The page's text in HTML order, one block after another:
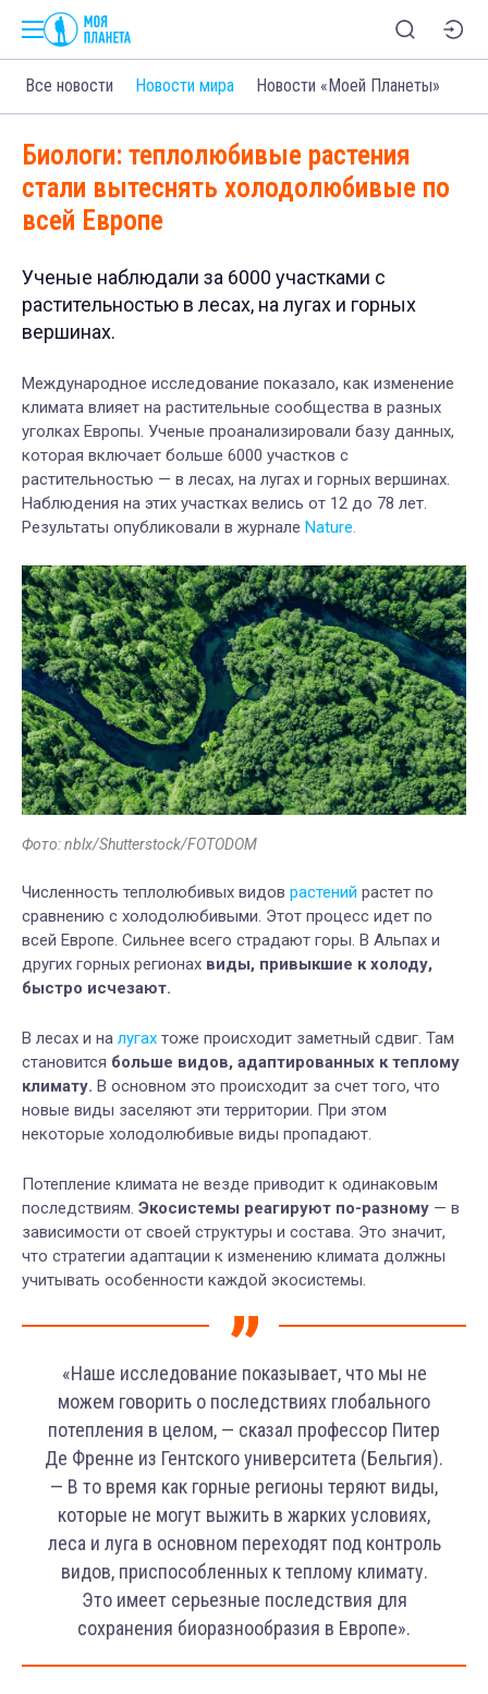
Все новости Новости мира Новости «Моей Планеты»
Биологи: теплолюбивые растения
стали вытеснять холодолюбивые по
всей Европе
Ученые наблюдали за 6000 участками с
растительностью в лесах, на лугах и горных
вершинах.
Международное исследование показало, как изменение
климата влияет на растительные сообщества в разных
уголках Европы. Ученые проанализировали базу данных,
которая включает больше 6000 участков с
растительностью — в лесах, на лугах и горных вершинах.
Наблюдения на этих участках велись от 12 до 78 лет.
Результаты опубликовали в журнале Nature.
Фото: nblx/Shutterstock/FOTODOM
Численность теплолюбивых видов растений растет по
сравнению с холодолюбивыми. Этот процесс идет по
всей Европе. Сильнее всего страдают горы. В Альпах и
других горных регионах виды, привыкшие к холоду,
быстро исчезают.
В лесах и на лугах тоже происходит заметный сдвиг. Там
становится больше видов, адаптированных к теплому
климату. В основном это происходит за счет того, что
новые виды заселяют эти территории. При этом
некоторые холодолюбивые виды пропадают.
Потепление климата не везде приводит к одинаковым
последствиям. Экосистемы реагируют по-разному — в
зависимости от своей структуры и состава. Это значит,
что стратегии адаптации к изменению климата должны
учитывать особенности каждой экосистемы.
«Наше исследование показывает, что мы не
можем говорить о последствиях глобального
потепления в целом, — сказал профессор Питер
Де Френне из Гентского университета (Бельгия).
— В то время как горные регионы теряют виды,
которые не могут выжить в жарких условиях,
леса и луга в основном переходят под контроль
видов, приспособленных к теплому климату.
Это имеет серьезные последствия для
сохранения биоразнообразия в Европе».